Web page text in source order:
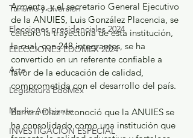
Turismo y diversión
Elecciones presidenciales 2024
ELECCIONES EDOMEX 2024
Arte
Legislatura EdoMéx
Medio Ambiente
INVESTIGACIÓN ESPECIAL
Armenta, y el secretario General Ejecutivo
de la ANUIES, Luis González Placencia, se
celebró la trayectoria de esta institución,
la cual, con 248 integrantes, se ha
convertido en un referente confiable a
favor de la educación de calidad,
comprometida con el desarrollo del país.
Barrera Díaz reconoció que la ANUIES se
ha consolidado como una institución que